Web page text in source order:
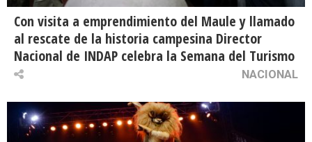
Con visita a emprendimiento del Maule y llamado
al rescate de la historia campesina Director
Nacional de INDAP celebra la Semana del Turismo
NACIONAL